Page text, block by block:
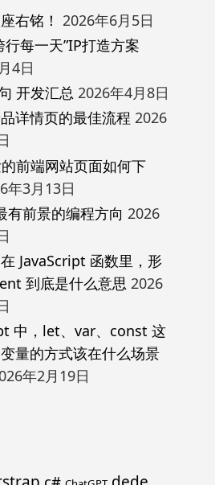
右铭！ 2026年6月5日
行每一天”IP打造方案
4日
开发汇总 2026年4月8日
详情页的最佳流程 2026
前端网站页面如何下
年3月13日
有前景的编程方向 2026
JavaScript 函数里，形
到底是什么意思 2026
中，let、var、const 这
量的方式该在什么场景
年2月19日